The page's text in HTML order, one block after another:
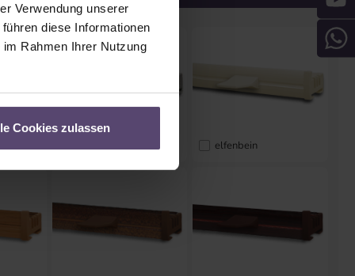
Verwendung unserer
diese Informationen
Rahmen Ihrer Nutzung
Cookies zulassen
elfenbein